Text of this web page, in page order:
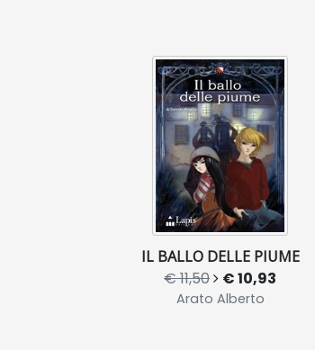
IL BALLO DELLE PIUME
€ 11,50 € 10,93
Arato Alberto